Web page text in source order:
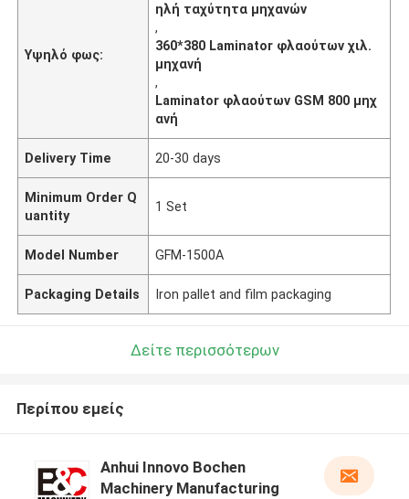
Υψηλό φως:
ηλή ταχύτητα μηχανών
,
360*380 Laminator φλαούτων χιλ.
μηχανή
,
Laminator φλαούτων GSM 800 μηχ
ανή
Delivery Time 20-30 days
Minimum Order Q
uantity
1 Set
Model Number GFM-1500A
Packaging Details Iron pallet and film packaging
Δείτε περισσότερων
Περίπου εμείς
Anhui Innovo Bochen
Machinery Manufacturing